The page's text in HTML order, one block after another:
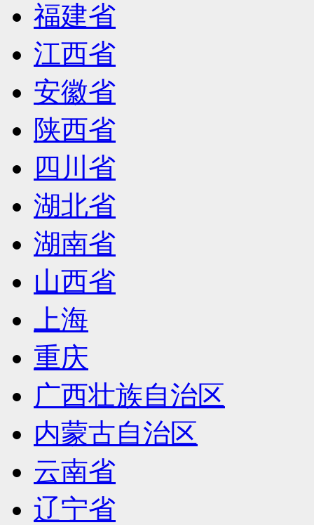
福建省
江西省
安徽省
陕西省
四川省
湖北省
湖南省
山西省
上海
重庆
广西壮族自治区
内蒙古自治区
云南省
辽宁省